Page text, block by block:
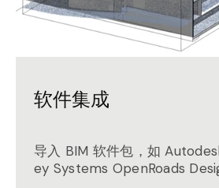
软件集成
导入 BIM 软件包，如
ey Systems OpenRoads